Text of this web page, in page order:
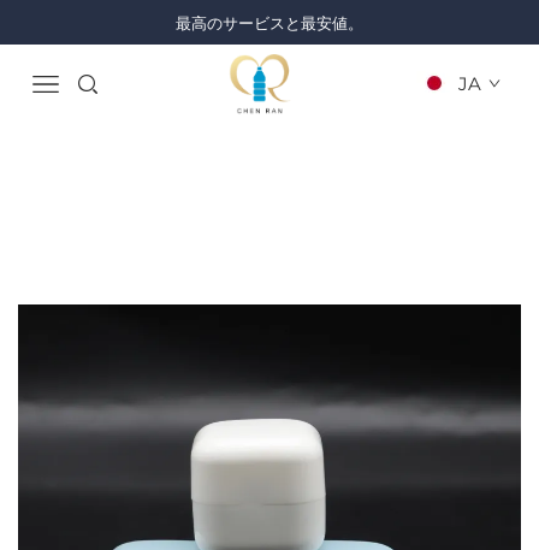
最高のサービスと最安値。
JA